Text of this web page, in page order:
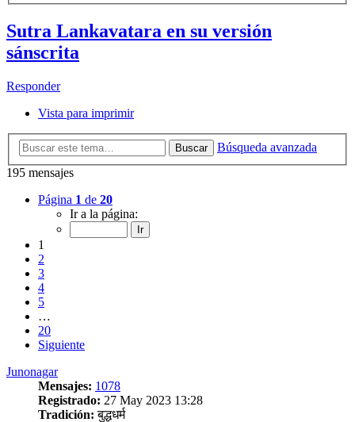
Sutra Lankavatara en su versión
sánscrita
Responder
Vista para imprimir
Buscar
Búsqueda avanzada
195 mensajes
Página 1 de 20
Ir a la página:
1
2
3
4
5
…
20
Siguiente
Junonagar
Mensajes: 1078
Registrado: 27 May 2023 13:28
Tradición: बुद्धधर्म